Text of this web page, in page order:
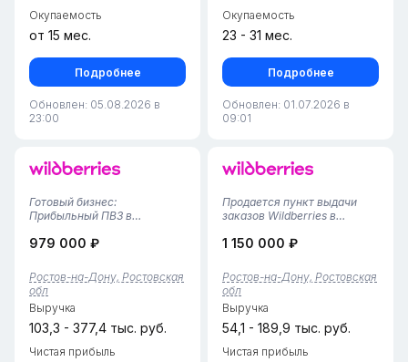
Окупаемость
от 15 мес.
Подробнее
Обновлен: 05.08.2026 в
23:00
Окупаемость
23 - 31 мес.
Подробнее
Обновлен: 01.07.2026 в
09:01
Готовый бизнес:
Прибыльный ПВЗ в
на-ДонуПродается
заказов в самом сердце
города — Кировском районе.
Бизнес полностью налажен,
работает более года и им...
979 000 ₽
Ростов-на-Дону, Ростовская
обл
Выручка
103,3 - 377,4 тыс. руб.
Чистая прибыль
Продается пункт выдачи
заказов Wildberries в
Ворошиловский район.
зарекомендовал себя как
надежное место для
получения онлайн-
заказов.Общая площадь
пункта...
1 150 000 ₽
Ростов-на-Дону, Ростовская
обл
Выручка
54,1 - 189,9 тыс. руб.
Чистая прибыль